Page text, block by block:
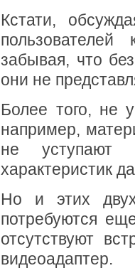
Кстати,
забывая, что
они не
Более того, не
например,
не уступают
характеристик
Но и этих
потребуются
отсутствуют
видеоадаптер.